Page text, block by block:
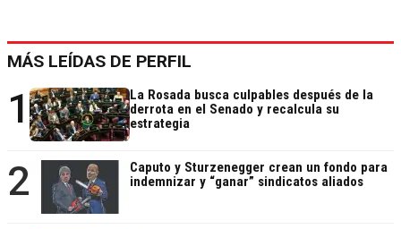
MÁS LEÍDAS DE PERFIL
1
La Rosada busca culpables después de la
derrota en el Senado y recalcula su
estrategia
2
Caputo y Sturzenegger crean un fondo para
indemnizar y “ganar” sindicatos aliados